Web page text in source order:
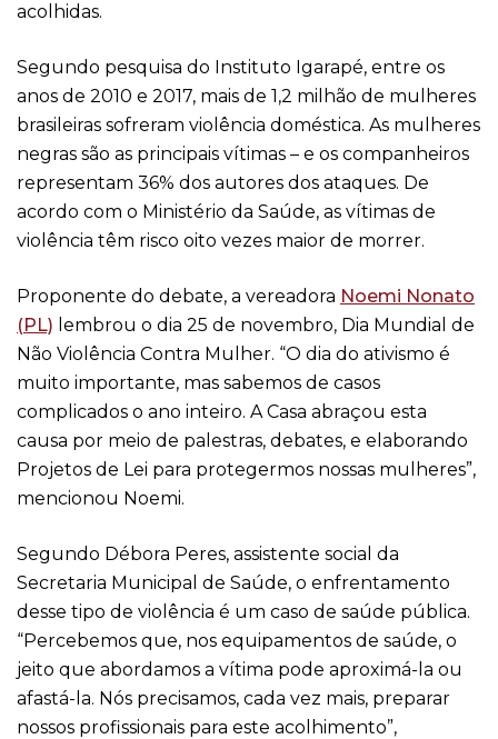
acolhidas.
Segundo pesquisa do Instituto Igarapé, entre os
anos de 2010 e 2017, mais de 1,2 milhão de mulheres
brasileiras sofreram violência doméstica. As mulheres
negras são as principais vítimas – e os companheiros
representam 36% dos autores dos ataques. De
acordo com o Ministério da Saúde, as vítimas de
violência têm risco oito vezes maior de morrer.
Proponente do debate, a vereadora Noemi Nonato
(PL) lembrou o dia 25 de novembro, Dia Mundial de
Não Violência Contra Mulher. “O dia do ativismo é
muito importante, mas sabemos de casos
complicados o ano inteiro. A Casa abraçou esta
causa por meio de palestras, debates, e elaborando
Projetos de Lei para protegermos nossas mulheres”,
mencionou Noemi.
Segundo Débora Peres, assistente social da
Secretaria Municipal de Saúde, o enfrentamento
desse tipo de violência é um caso de saúde pública.
“Percebemos que, nos equipamentos de saúde, o
jeito que abordamos a vítima pode aproximá-la ou
afastá-la. Nós precisamos, cada vez mais, preparar
nossos profissionais para este acolhimento”,